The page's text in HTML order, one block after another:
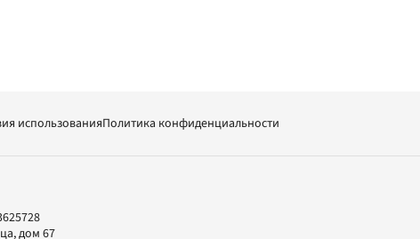
использованияПолитика конфиденциальности
дом 67